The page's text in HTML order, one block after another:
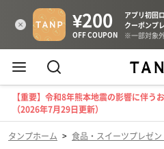
【重要】令和8年熊本地震の影響に伴う
（2026年7月29日更新）
タンプホーム > 食品・スイーツプレゼン